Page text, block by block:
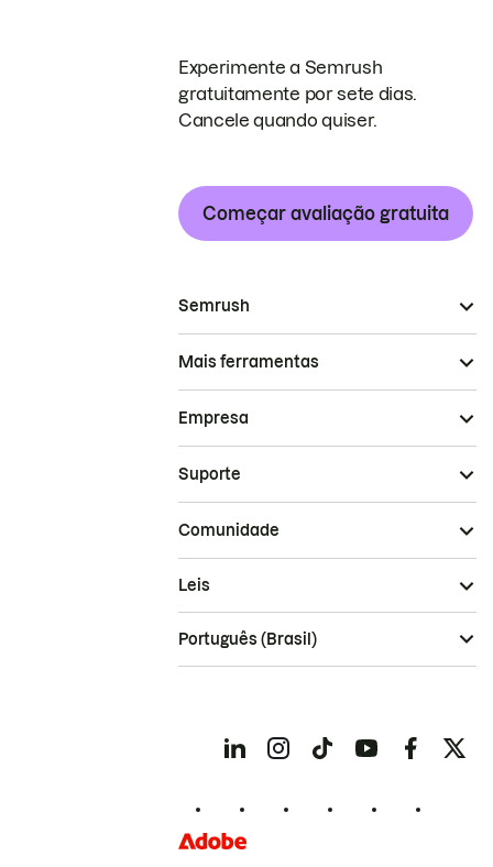
Experimente a Semrush
gratuitamente por sete dias.
Cancele quando quiser.
Começar avaliação gratuita
Semrush
Mais ferramentas
Empresa
Suporte
Comunidade
Leis
Português (Brasil)